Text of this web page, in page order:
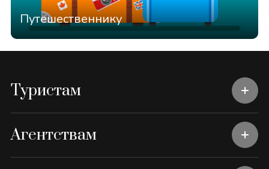
Путешественнику
Туристам
Агентствам